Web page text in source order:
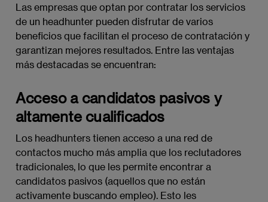
Las empresas que optan por contratar los servicios
de un headhunter pueden disfrutar de varios
beneficios que facilitan el proceso de contratación y
garantizan mejores resultados. Entre las ventajas
más destacadas se encuentran:
Acceso a candidatos pasivos y
altamente cualificados
Los headhunters tienen acceso a una red de
contactos mucho más amplia que los reclutadores
tradicionales, lo que les permite encontrar a
candidatos pasivos (aquellos que no están
activamente buscando empleo). Esto les